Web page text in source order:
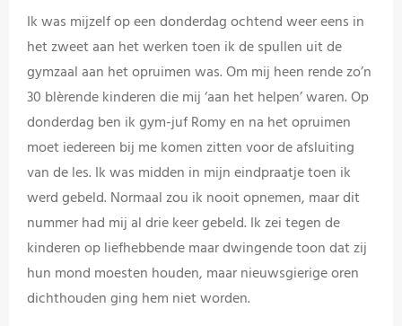
Ik was mijzelf op een donderdag ochtend weer eens in
het zweet aan het werken toen ik de spullen uit de
gymzaal aan het opruimen was. Om mij heen rende zo’n
30 blèrende kinderen die mij ‘aan het helpen’ waren. Op
donderdag ben ik gym-juf Romy en na het opruimen
moet iedereen bij me komen zitten voor de afsluiting
van de les. Ik was midden in mijn eindpraatje toen ik
werd gebeld. Normaal zou ik nooit opnemen, maar dit
nummer had mij al drie keer gebeld. Ik zei tegen de
kinderen op liefhebbende maar dwingende toon dat zij
hun mond moesten houden, maar nieuwsgierige oren
dichthouden ging hem niet worden.